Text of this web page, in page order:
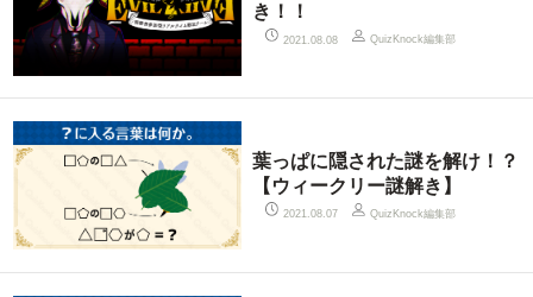
き！！
2021.08.08 QuizKnock編集部
葉っぱに隠された謎を解け！？
【ウィークリー謎解き】
2021.08.07 QuizKnock編集部